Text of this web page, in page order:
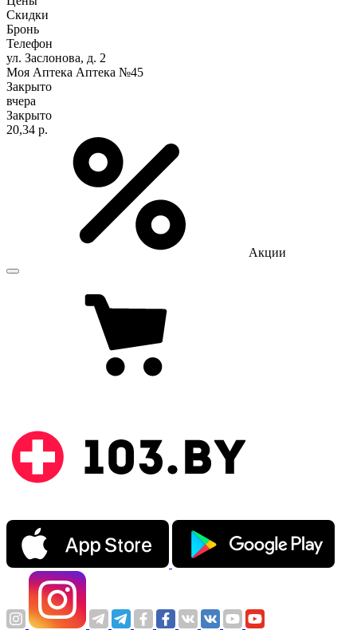
Скидки
Бронь
Телефон
ул. Заслонова, д. 2
Моя Аптека Аптека №45
Закрыто
вчера
Закрыто
20,34 р.
Акции